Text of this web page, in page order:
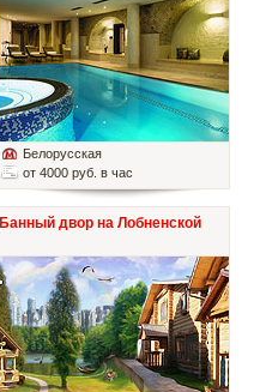
Белорусская
от 4000 руб. в час
Банный двор на Лобненской